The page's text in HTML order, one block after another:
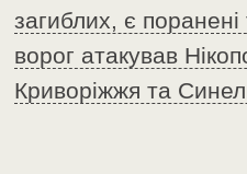
загиблих, є
ворог атакував
Криворіжжя та